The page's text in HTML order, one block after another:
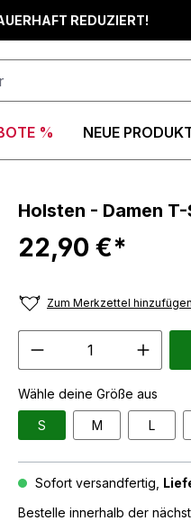
REDUZIERT!
% NEUE
Holsten - Damen
22,90 €*
Zum Merkzettel hinzufügen
Wähle deine Größe aus
S M L
Sofort versandfertig,
Bestelle innerhalb der